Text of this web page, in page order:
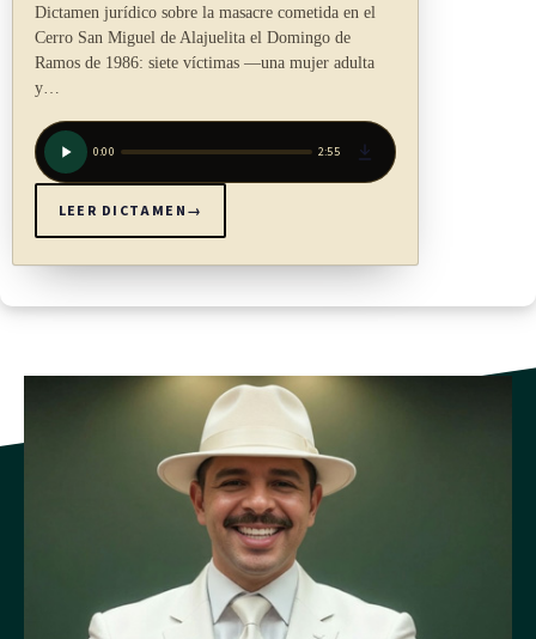
Dictamen jurídico sobre la masacre cometida en el
Cerro San Miguel de Alajuelita el Domingo de
Ramos de 1986: siete víctimas —una mujer adulta
y…
0:00 2:55
LEER DICTAMEN→